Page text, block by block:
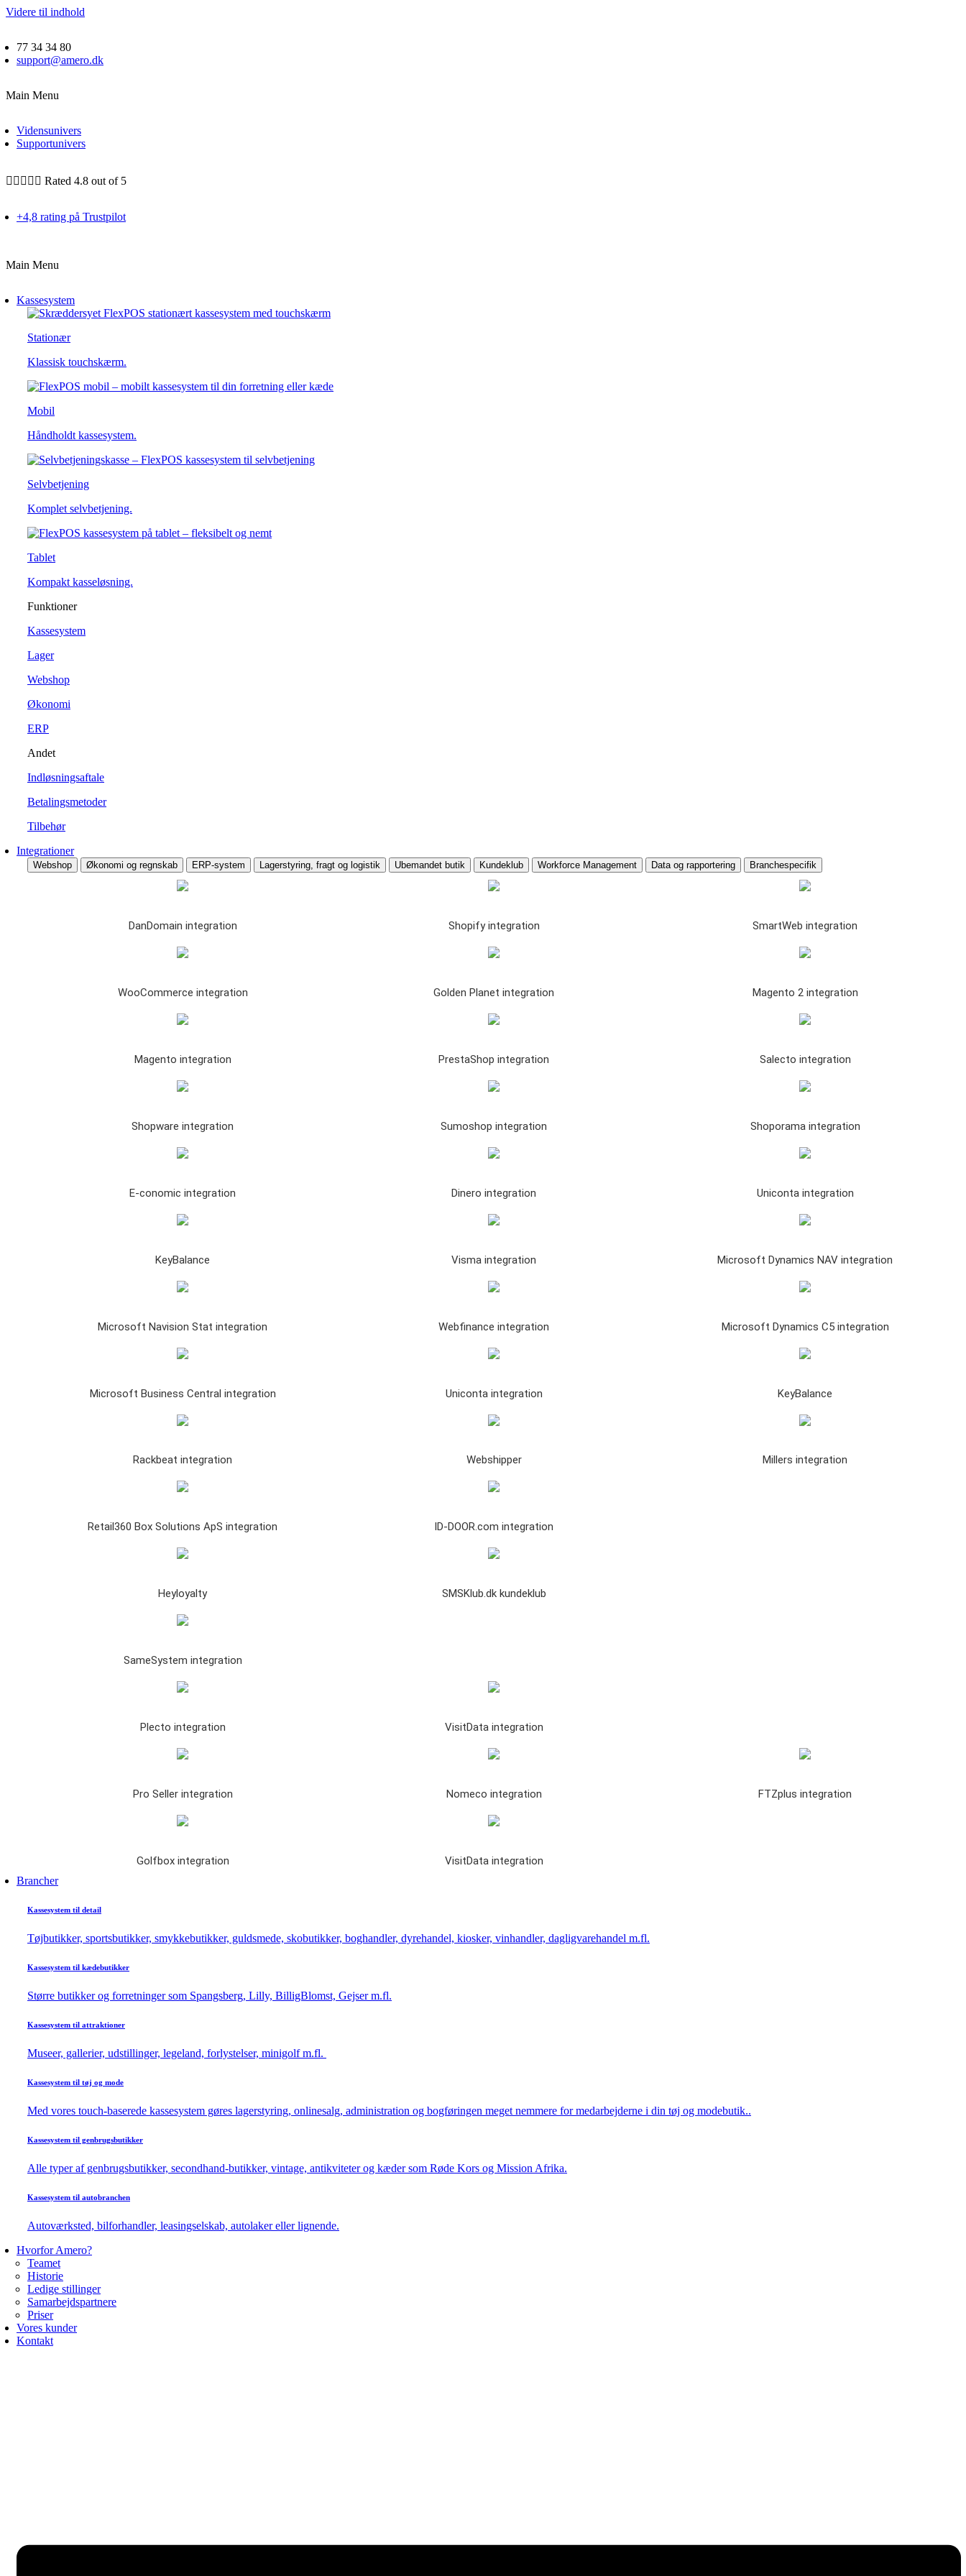
Videre til indhold
77 34 34 80
support@amero.dk
Main Menu
Vidensunivers
Supportunivers
     Rated 4.8 out of 5
+4,8 rating på Trustpilot
Main Menu
Kassesystem
Stationær
Klassisk touchskærm.
Mobil
Håndholdt kassesystem.
Selvbetjening
Komplet selvbetjening.
Tablet
Kompakt kasseløsning.
Funktioner
Kassesystem
Lager
Webshop
Økonomi
ERP
Andet
Indløsningsaftale
Betalingsmetoder
Tilbehør
Integrationer
Webshop Økonomi og regnskab ERP-system Lagerstyring, fragt og logistik Ubemandet butik Kundeklub Workforce Management Data og rapportering Branchespecifik
DanDomain integration Shopify integration SmartWeb integration
WooCommerce integration Golden Planet integration Magento 2 integration
Magento integration PrestaShop integration Salecto integration
Shopware integration Sumoshop integration Shoporama integration
E-conomic integration Dinero integration Uniconta integration
KeyBalance Visma integration Microsoft Dynamics NAV integration
Microsoft Navision Stat integration Webfinance integration Microsoft Dynamics C5 integration
Microsoft Business Central integration Uniconta integration KeyBalance
Rackbeat integration Webshipper Millers integration
Retail360 Box Solutions ApS integration ID-DOOR.com integration
Heyloyalty SMSKlub.dk kundeklub
SameSystem integration
Plecto integration VisitData integration
Pro Seller integration Nomeco integration FTZplus integration
Golfbox integration VisitData integration
Brancher
Kassesystem til detail
Tøjbutikker, sportsbutikker, smykkebutikker, guldsmede, skobutikker, boghandler, dyrehandel, kiosker, vinhandler, dagligvarehandel m.fl.
Kassesystem til kædebutikker
Større butikker og forretninger som Spangsberg, Lilly, BilligBlomst, Gejser m.fl.
Kassesystem til attraktioner
Museer, gallerier, udstillinger, legeland, forlystelser, minigolf m.fl.
Kassesystem til tøj og mode
Med vores touch-baserede kassesystem gøres lagerstyring, onlinesalg, administration og bogføringen meget nemmere for medarbejderne i din tøj og modebutik..
Kassesystem til genbrugsbutikker
Alle typer af genbrugsbutikker, secondhand-butikker, vintage, antikviteter og kæder som Røde Kors og Mission Afrika.
Kassesystem til autobranchen
Autoværksted, bilforhandler, leasingselskab, autolaker eller lignende.
Hvorfor Amero?
Teamet
Historie
Ledige stillinger
Samarbejdspartnere
Priser
Vores kunder
Kontakt